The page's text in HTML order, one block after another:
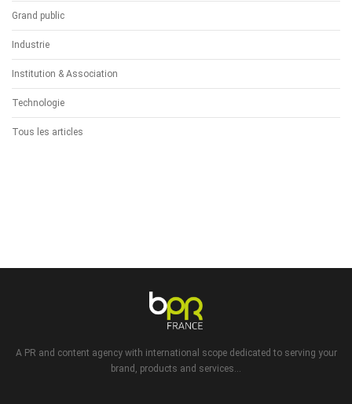
Grand public
Industrie
Institution & Association
Technologie
Tous les articles
A PR and content agency with international scope dedicated to serving your
brand, products and services...